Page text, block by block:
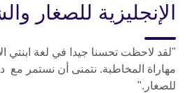
الإنجليزية للصغار
"لقد لاحظت تحسنا جيدا في لغة ابنتي
مهاراة المخاطبة. نتمنى أن نستمر مع
للصغار."